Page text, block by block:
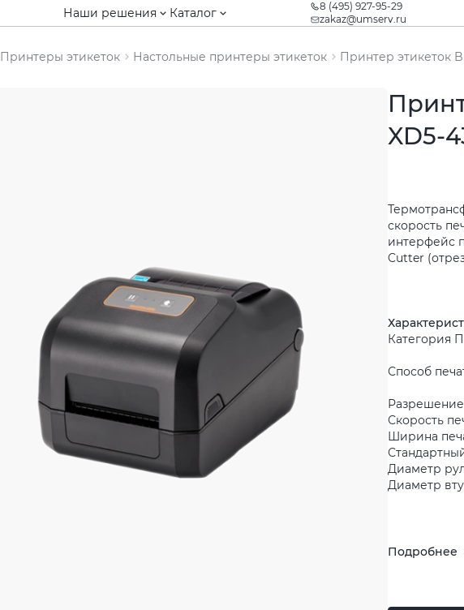
Наши решения Каталог
8 (495) 927-95-29
zakaz@umserv.ru
Принтеры этикеток Настольные принтеры этикеток Принтер этикеток
XD5-
скорость
интерфейс
Cutter
Категория
Способ
Скорость
Ширина
Диаметр
Диаметр
Подробнее